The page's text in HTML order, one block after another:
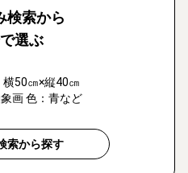
検索から
選ぶ
50㎝×縦40㎝
画 色：青など
索から探す